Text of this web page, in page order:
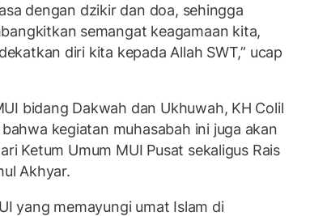
dengan dzikir dan doa, sehingga
semangat keagamaan kita,
diri kita kepada Allah SWT,” ucap
bidang Dakwah dan Ukhuwah, KH Colil
kegiatan muhasabah ini juga akan
Ketum Umum MUI Pusat sekaligus Rais
Akhyar.
yang memayungi umat Islam di